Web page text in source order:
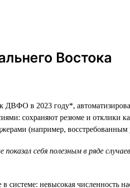
Востока
ДВФО в 2023 году*,
сохраняют резюме и отклики
(например, восстребованным
себя полезным в ряде
системе: невысокая численность